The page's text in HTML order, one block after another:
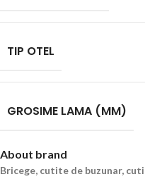
TIP OTEL
GROSIME LAMA (MM)
About brand
Bricege, cutite de buzunar,